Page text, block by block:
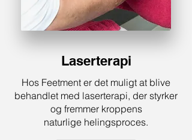
Laserterapi
Hos Feetment er det muligt at blive
behandlet med laserterapi, der styrker
og fremmer kroppens
naturlige helingsproces.